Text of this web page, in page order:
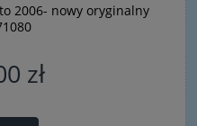
2006- nowy oryginalny
zł